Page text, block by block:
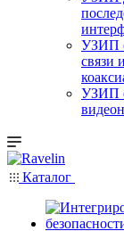
УЗИП
связи
УЗИП
Каталог